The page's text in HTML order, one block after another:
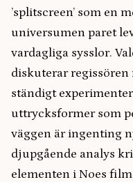
’splitscreen’ som en
universumen paret
vardagliga sysslor.
diskuterar regissören
ständigt
uttrycksformer som
väggen är ingenting
djupgående analys
elementen i Noes